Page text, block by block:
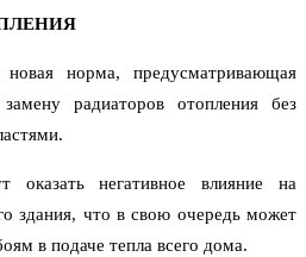
норма, предусматривающая
радиаторов отопления без
оказать негативное влияние на
здания, что в свою очередь может
в подаче тепла всего дома.